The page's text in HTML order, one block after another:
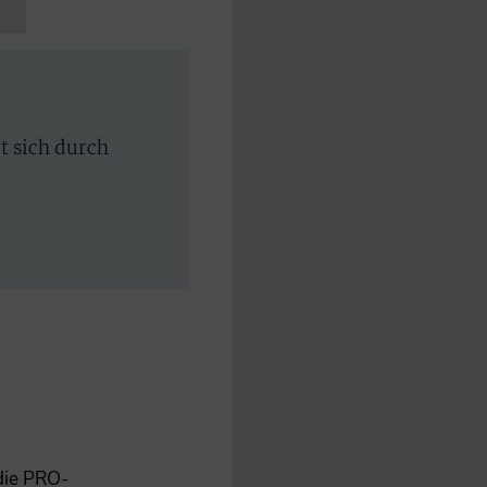
sich durch
PRO-